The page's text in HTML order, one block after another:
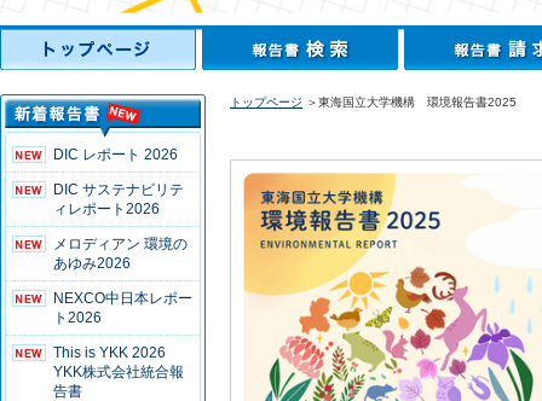
DIC レポート 2026
DIC サステナビリテ
ィレポート2026
メロディアン 環境の
あゆみ2026
NEXCO中日本レポー
ト2026
This is YKK 2026
YKK株式会社統合報
告書
トップページ ＞東海国立大学機構 環境報告書2025